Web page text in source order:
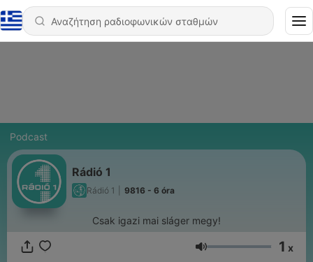
Podcast
Rádió 1
Rádió 1 9816 - 6 óra
Csak igazi mai sláger megy!
Ένταση 1 x